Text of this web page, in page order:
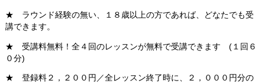
★ ラウンド経験の無い、１８歳以上の方であれば、どなたでも受
講できます。
★ 受講料無料！全４回のレッスンが無料で受講できます (１回６
０分)
★ 登録料２，２００円／全レッスン終了時に、２，０００円分の